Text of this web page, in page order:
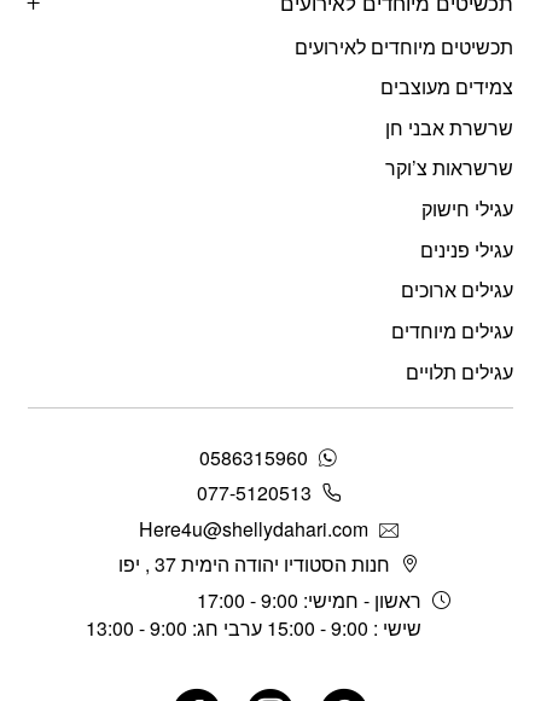
תכשיטים מיוחדים לאירועים
צמידים מעוצבים
שרשרת אבני חן
שרשראות צ’וקר
עגילי חישוק
עגילי פנינים
עגילים ארוכים
עגילים מיוחדים
עגילים תלויים
0586315960
077-5120513
Here4u@shellydahari.com
חנות הסטודיו יהודה הימית 37 , יפו
ראשון - חמישי: 9:00 - 17:00
שישי : 9:00 - 15:00 ערבי חג: 9:00 - 13:00